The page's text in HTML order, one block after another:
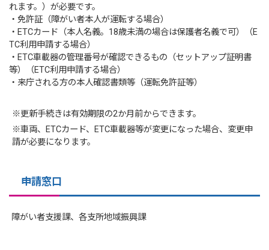
れます。）が必要です。
・免許証（障がい者本人が運転する場合）
・ETCカード（本人名義。18歳未満の場合は保護者名義で可）（E
TC利用申請する場合）
・ETC車載器の管理番号が確認できるもの（セットアップ証明書
等）（ETC利用申請する場合）
・来庁される方の本人確認書類等（運転免許証等）
※更新手続きは有効期限の2か月前からできます。
※車両、ETCカード、ETC車載器等が変更になった場合、変更申
請が必要になります。
申請窓口
障がい者支援課、各支所地域振興課